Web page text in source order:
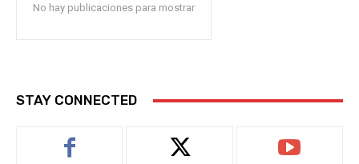
No hay publicaciones para mostrar
STAY CONNECTED